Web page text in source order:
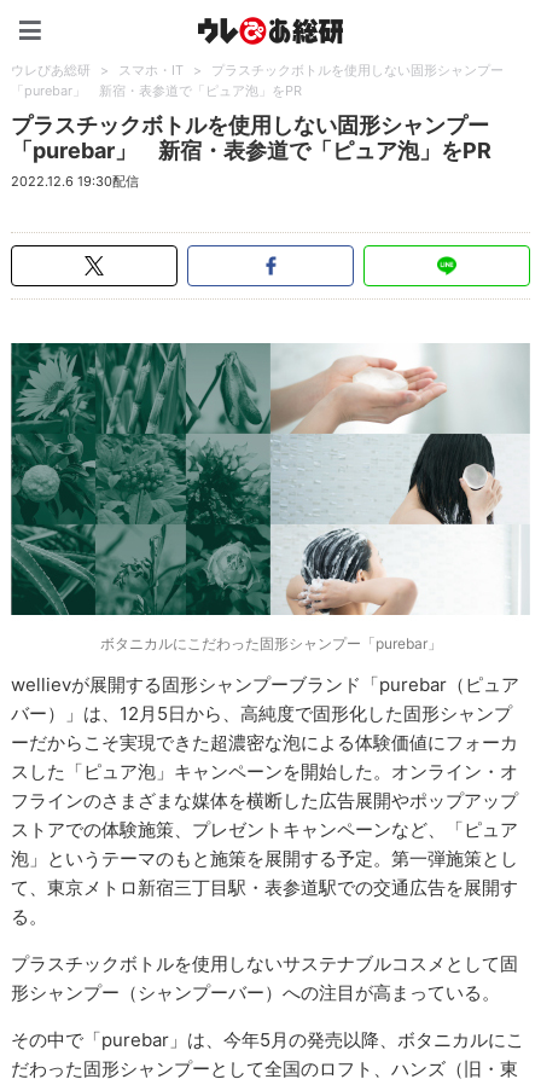
ウレぴあ総研 > スマホ・IT >
プラスチックボトルを使用しない固形シャンプー
「purebar」 新宿・表参道で「ピュア泡」をPR
プラスチックボトルを使用しない固形シャンプー
「purebar」 新宿・表参道で「ピュア泡」をPR
2022.12.6 19:30配信
ボタニカルにこだわった固形シャンプー「purebar」
wellievが展開する固形シャンプーブランド「purebar（ピュア
バー）」は、12月5日から、高純度で固形化した固形シャンプ
ーだからこそ実現できた超濃密な泡による体験価値にフォーカ
スした「ピュア泡」キャンペーンを開始した。オンライン・オ
フラインのさまざまな媒体を横断した広告展開やポップアップ
ストアでの体験施策、プレゼントキャンペーンなど、「ピュア
泡」というテーマのもと施策を展開する予定。第一弾施策とし
て、東京メトロ新宿三丁目駅・表参道駅での交通広告を展開す
る。
プラスチックボトルを使用しないサステナブルコスメとして固
形シャンプー（シャンプーバー）への注目が高まっている。
その中で「purebar」は、今年5月の発売以降、ボタニカルにこ
だわった固形シャンプーとして全国のロフト、ハンズ（旧・東